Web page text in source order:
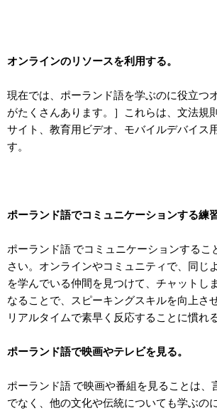
オンラインのリソースを利用する。
現在では、ポーランド語を学ぶのに役立つ
がたくさんあります。］これらは、文法規
サイト、教育用ビデオ、モバイルデバイス
す。
ポーランド語でコミュニケーションする練
ポーランド語 でコミュニケーションするこ
さい。オンラインやコミュニティで、同じ
を学んでいる仲間を見つけて、チャットし
なることで、スピーキングスキルを向上さ
リアルタイムで素早く反応することに慣れ
ポーランド語で映画やテレビを見る。
ポーランド語 で映画や番組を見ることは、
でなく、他の文化や伝統についても学ぶの